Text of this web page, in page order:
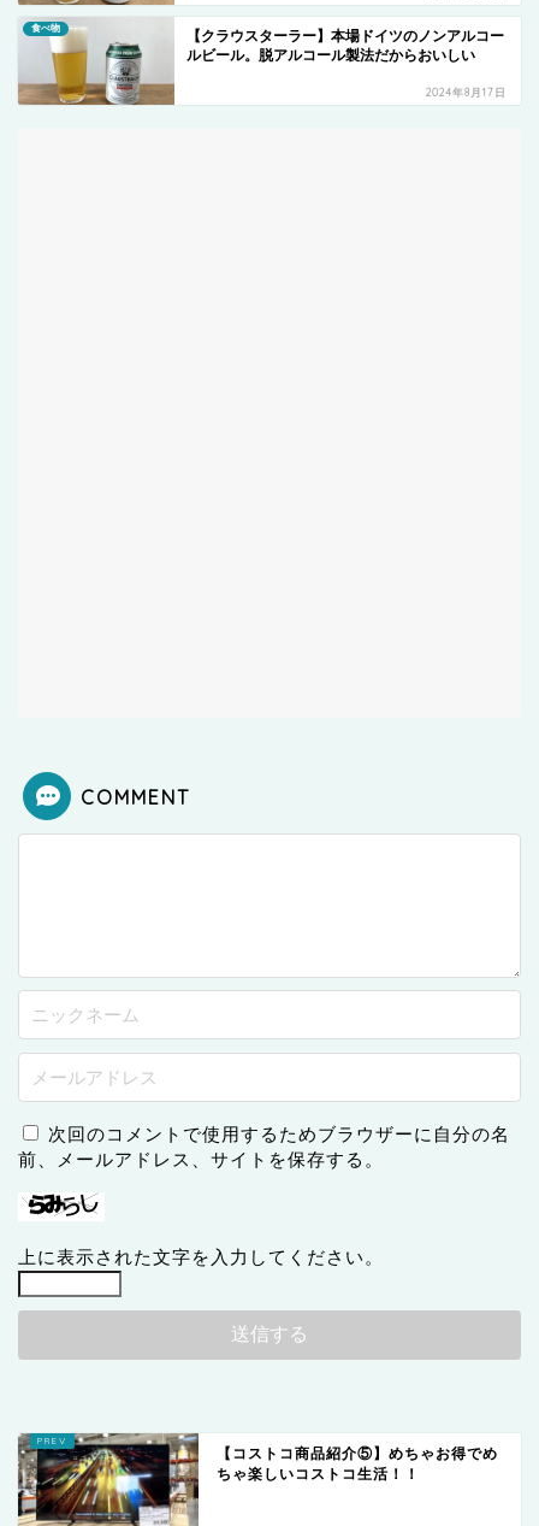
食べ物
【クラウスターラー】本場ドイツのノンアルコー
ルビール。脱アルコール製法だからおいしい
2024年8月17日
COMMENT
次回のコメントで使用するためブラウザーに自分の名
前、メールアドレス、サイトを保存する。
上に表示された文字を入力してください。
【コストコ商品紹介⑤】めちゃお得でめ
ちゃ楽しいコストコ生活！！